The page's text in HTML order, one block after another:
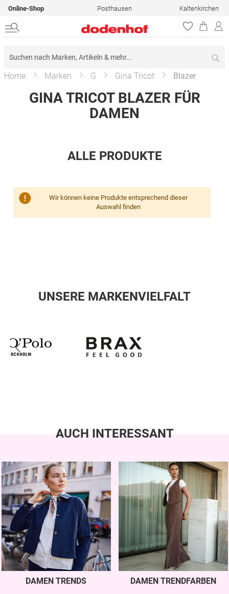
Online-Shop Posthausen Kaltenkirchen
Home Marken G Gina Tricot Blazer
GINA TRICOT BLAZER FÜR
DAMEN
ALLE PRODUKTE
Wir können keine Produkte entsprechend dieser
Auswahl finden
UNSERE MARKENVIELFALT
AUCH INTERESSANT
DAMEN TRENDS DAMEN TRENDFARBEN